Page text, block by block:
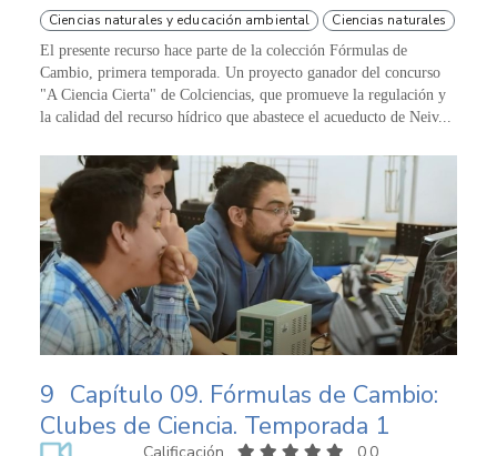
Ciencias naturales y educación ambiental Ciencias naturales
El presente recurso hace parte de la colección Fórmulas de
Cambio, primera temporada. Un proyecto ganador del concurso
"A Ciencia Cierta" de Colciencias, que promueve la regulación y
la calidad del recurso hídrico que abastece el acueducto de Neiv...
9 Capítulo 09. Fórmulas de Cambio:
Clubes de Ciencia. Temporada 1